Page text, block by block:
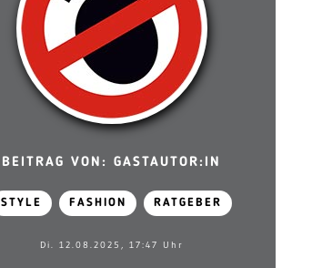
BEITRAG VON: GASTAUTOR:IN
STYLE FASHION RATGEBER
Di. 12.08.2025, 17:47 Uhr